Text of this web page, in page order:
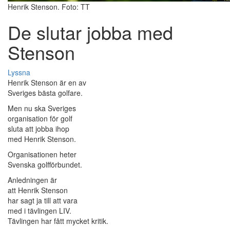
Henrik Stenson. Foto: TT
De slutar jobba med
Stenson
Lyssna
Henrik Stenson är en av
Sveriges bästa golfare.
Men nu ska Sveriges
organisation för golf
sluta att jobba ihop
med Henrik Stenson.
Organisationen heter
Svenska golfförbundet.
Anledningen är
att Henrik Stenson
har sagt ja till att vara
med i tävlingen LIV.
Tävlingen har fått mycket kritik.